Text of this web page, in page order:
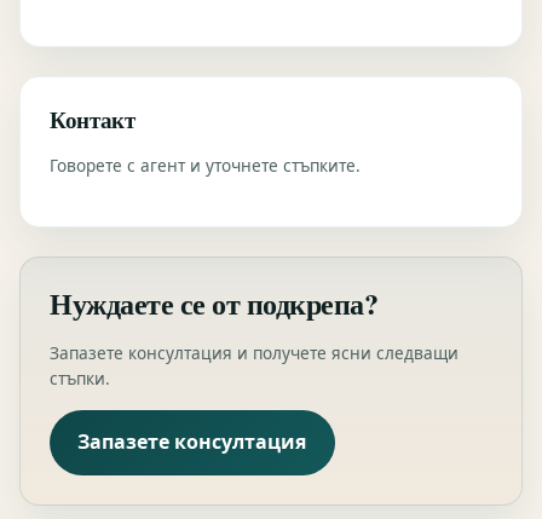
Контакт
Говорете с агент и уточнете стъпките.
Нуждаете се от подкрепа?
Запазете консултация и получете ясни следващи
стъпки.
Запазете консултация